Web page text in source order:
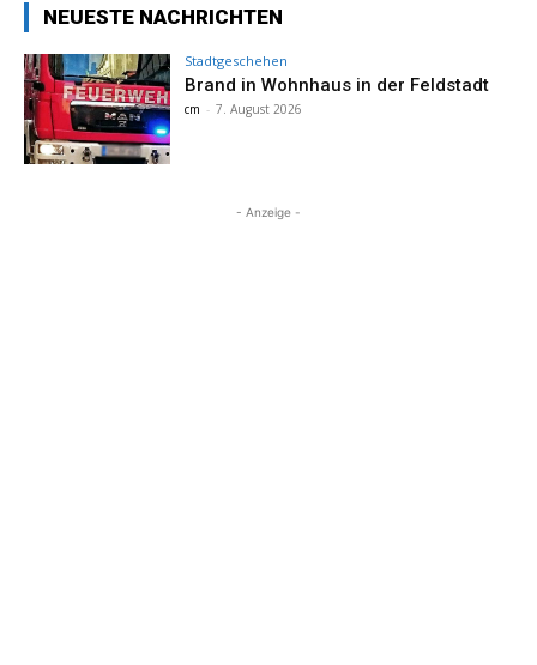
NEUESTE NACHRICHTEN
Stadtgeschehen
Brand in Wohnhaus in der Feldstadt
cm - 7. August 2026
- Anzeige -